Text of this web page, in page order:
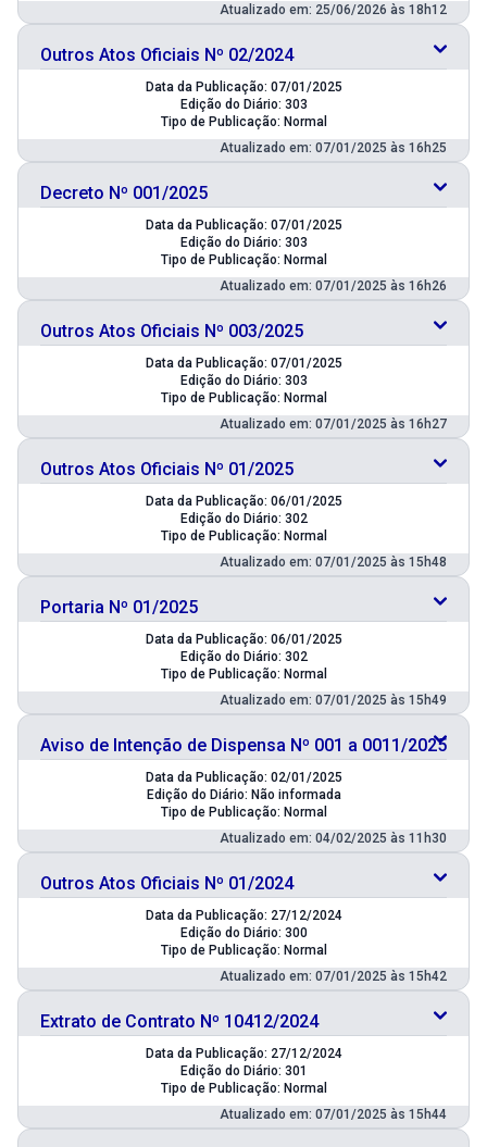
Atualizado em: 25/06/2026 às 18h12
Outros Atos Oficiais Nº 02/2024
Data da Publicação: 07/01/2025
Edição do Diário: 303
Tipo de Publicação: Normal
Atualizado em: 07/01/2025 às 16h25
Decreto Nº 001/2025
Data da Publicação: 07/01/2025
Edição do Diário: 303
Tipo de Publicação: Normal
Atualizado em: 07/01/2025 às 16h26
Outros Atos Oficiais Nº 003/2025
Data da Publicação: 07/01/2025
Edição do Diário: 303
Tipo de Publicação: Normal
Atualizado em: 07/01/2025 às 16h27
Outros Atos Oficiais Nº 01/2025
Data da Publicação: 06/01/2025
Edição do Diário: 302
Tipo de Publicação: Normal
Atualizado em: 07/01/2025 às 15h48
Portaria Nº 01/2025
Data da Publicação: 06/01/2025
Edição do Diário: 302
Tipo de Publicação: Normal
Atualizado em: 07/01/2025 às 15h49
Aviso de Intenção de Dispensa Nº 001 a 0011/2025
Data da Publicação: 02/01/2025
Edição do Diário: Não informada
Tipo de Publicação: Normal
Atualizado em: 04/02/2025 às 11h30
Outros Atos Oficiais Nº 01/2024
Data da Publicação: 27/12/2024
Edição do Diário: 300
Tipo de Publicação: Normal
Atualizado em: 07/01/2025 às 15h42
Extrato de Contrato Nº 10412/2024
Data da Publicação: 27/12/2024
Edição do Diário: 301
Tipo de Publicação: Normal
Atualizado em: 07/01/2025 às 15h44